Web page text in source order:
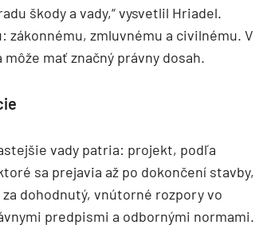
škody a vady,“ vysvetlil Hriadel.
zmluvnému a civilnému. V
mať značný právny dosah.
vady patria: projekt, podľa
sa prejavia až po dokončení stavby,
dohodnutý, vnútorné rozpory vo
predpismi a odbornými normami.